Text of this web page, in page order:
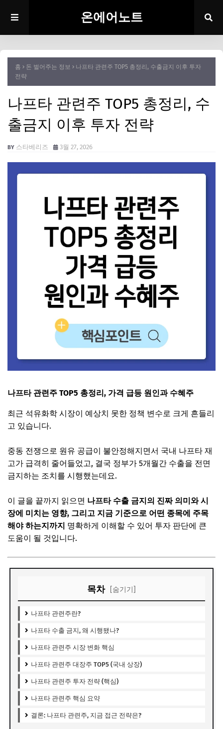
온에어노트
홈 돈 벌어주는 정보
나프타 관련주 TOP5 총정리, 수출금지 이후 투자
전략
나프타 관련주 TOP5 총정리, 수
출금지 이후 투자 전략
스타베리즈 3월 27, 2026
나프타 관련주 TOP5 총정리, 가격 급등 원인과 수혜주
최근 석유화학 시장이 예상치 못한 정책 변수로 크게 흔들리
고 있습니다.
중동 전쟁으로 원유 공급이 불안정해지면서 국내 나프타 재
고가 급격히 줄어들었고, 결국 정부가 5개월간 수출을 전면
금지하는 조치를 시행했는데요.
이 글을 끝까지 읽으면 나프타 수출 금지의 진짜 의미와 시
장에 미치는 영향, 그리고 지금 기준으로 어떤 종목에 주목
해야 하는지까지 명확하게 이해할 수 있어 투자 판단에 큰
도움이 될 것입니다.
목차 [숨기기]
나프타 관련주란?
나프타 수출 금지, 왜 시행됐나?
나프타 관련주 시장 변화 핵심
나프타 관련주 대장주 TOP5 (국내 상장)
나프타 관련주 투자 전략 (핵심)
나프타 관련주 핵심 요약
결론: 나프타 관련주, 지금 접근 전략은?